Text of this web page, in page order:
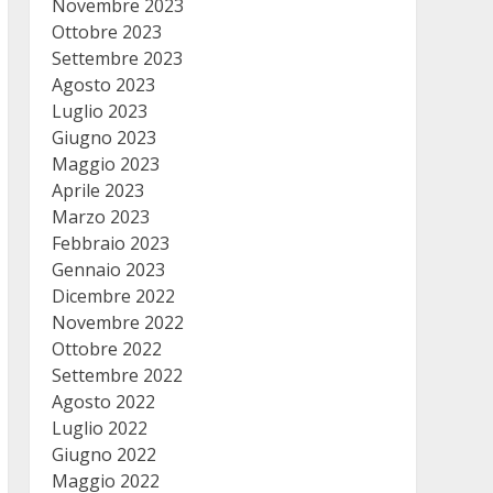
Novembre 2023
Ottobre 2023
Settembre 2023
Agosto 2023
Luglio 2023
Giugno 2023
Maggio 2023
Aprile 2023
Marzo 2023
Febbraio 2023
Gennaio 2023
Dicembre 2022
Novembre 2022
Ottobre 2022
Settembre 2022
Agosto 2022
Luglio 2022
Giugno 2022
Maggio 2022